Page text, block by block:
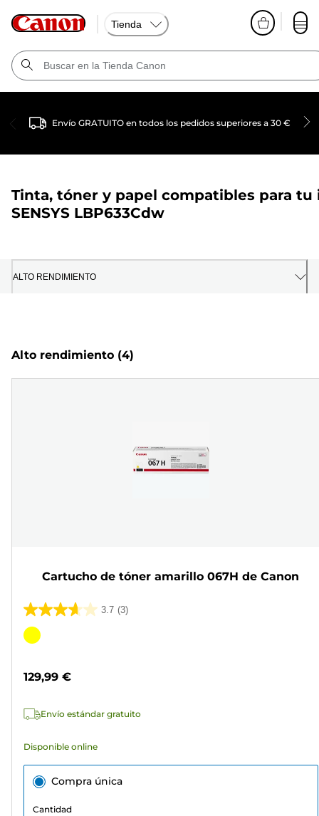
Tienda
Envío GRATUITO en todos los pedidos superiores a 30 €
Tinta, tóner y papel compatibles para tu
SENSYS LBP633Cdw
ALTO RENDIMIENTO
Alto rendimiento (4)
Cartucho de tóner amarillo 067H de Canon
3.7 (3)
3.7
de
Cartucho
129,99 €
Envío estándar gratuito
Disponible online
Compra única
Cantidad